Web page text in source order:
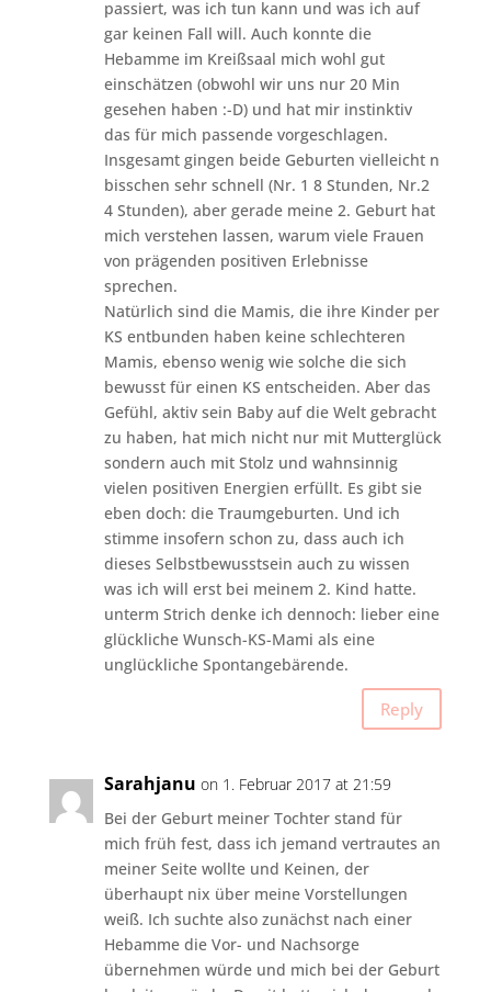
passiert, was ich tun kann und was ich auf
gar keinen Fall will. Auch konnte die
Hebamme im Kreißsaal mich wohl gut
einschätzen (obwohl wir uns nur 20 Min
gesehen haben :-D) und hat mir instinktiv
das für mich passende vorgeschlagen.
Insgesamt gingen beide Geburten vielleicht n
bisschen sehr schnell (Nr. 1 8 Stunden, Nr.2
4 Stunden), aber gerade meine 2. Geburt hat
mich verstehen lassen, warum viele Frauen
von prägenden positiven Erlebnisse
sprechen.
Natürlich sind die Mamis, die ihre Kinder per
KS entbunden haben keine schlechteren
Mamis, ebenso wenig wie solche die sich
bewusst für einen KS entscheiden. Aber das
Gefühl, aktiv sein Baby auf die Welt gebracht
zu haben, hat mich nicht nur mit Mutterglück
sondern auch mit Stolz und wahnsinnig
vielen positiven Energien erfüllt. Es gibt sie
eben doch: die Traumgeburten. Und ich
stimme insofern schon zu, dass auch ich
dieses Selbstbewusstsein auch zu wissen
was ich will erst bei meinem 2. Kind hatte.
unterm Strich denke ich dennoch: lieber eine
glückliche Wunsch-KS-Mami als eine
unglückliche Spontangebärende.
Reply
Sarahjanu on 1. Februar 2017 at 21:59
Bei der Geburt meiner Tochter stand für
mich früh fest, dass ich jemand vertrautes an
meiner Seite wollte und Keinen, der
überhaupt nix über meine Vorstellungen
weiß. Ich suchte also zunächst nach einer
Hebamme die Vor- und Nachsorge
übernehmen würde und mich bei der Geburt